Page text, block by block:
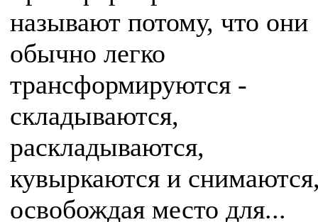
называют потому, что они
обычно легко
трансформируются -
складываются,
раскладываются,
кувыркаются и
освобождая место для...